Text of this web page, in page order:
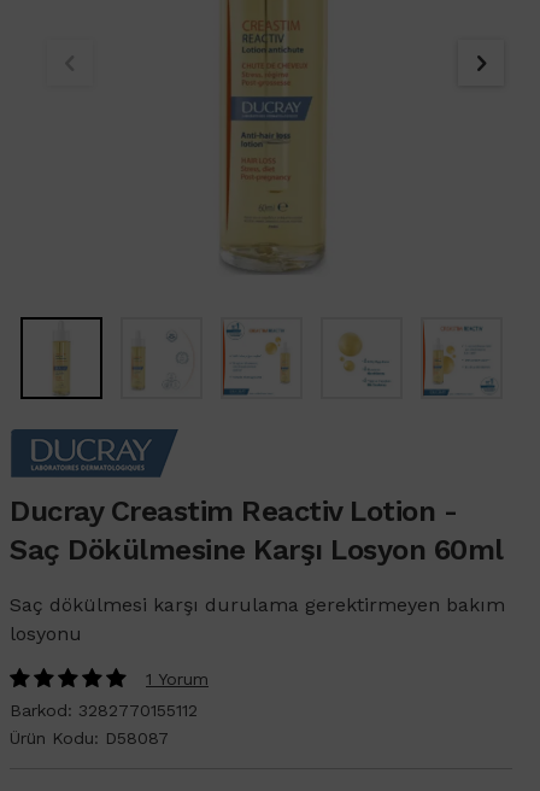
Ducray Creastim Reactiv Lotion -
Saç Dökülmesine Karşı Losyon 60ml
Saç dökülmesi karşı durulama gerektirmeyen bakım
losyonu
1 Yorum
Barkod: 3282770155112
Ürün Kodu: D58087